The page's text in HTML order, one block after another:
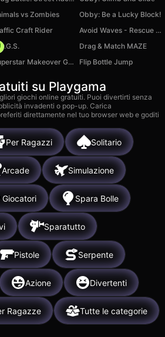
vs Zombies
Obby: Be a Lucky Block!
Craft Rider
Avoid Waves - Rescue Memes!
Drag & Match MAZE
Superstar Makeover Games Flip Bottle Jump
su Playgama
giochi online gratuiti. Puoi divertirti senza
invadenti o pop-up. Carica
direttamente nel tuo browser web e goditi
Per Ragazzi Solitario
Arcade Simulazione
Giocatori Spara Bolle
Sparatutto
Pistole Serpente
Azione Divertenti
Ragazze Tutte le categorie